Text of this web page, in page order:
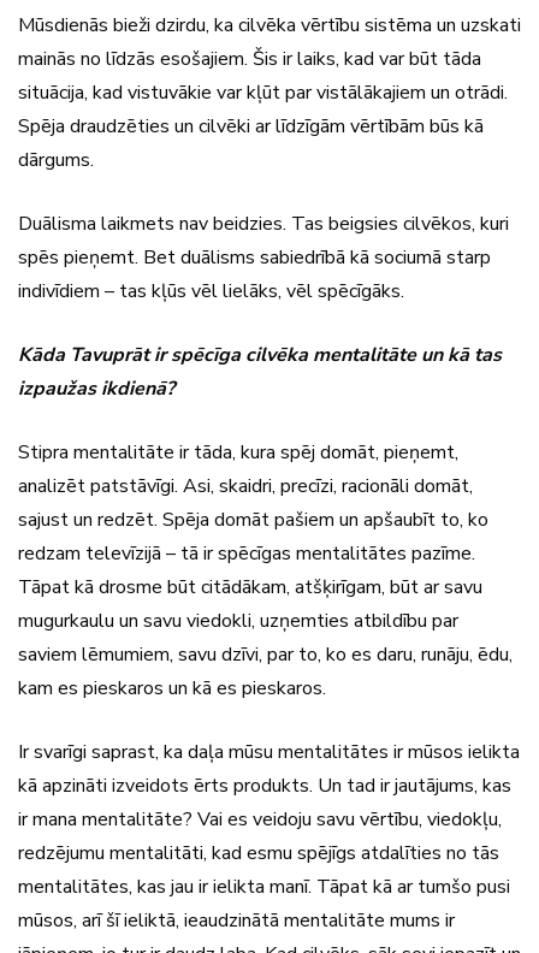
Mūsdienās bieži dzirdu, ka cilvēka vērtību sistēma un uzskati
mainās no līdzās esošajiem. Šis ir laiks, kad var būt tāda
situācija, kad vistuvākie var kļūt par vistālākajiem un otrādi.
Spēja draudzēties un cilvēki ar līdzīgām vērtībām būs kā
dārgums.
Duālisma laikmets nav beidzies. Tas beigsies cilvēkos, kuri
spēs pieņemt. Bet duālisms sabiedrībā kā sociumā starp
indivīdiem – tas kļūs vēl lielāks, vēl spēcīgāks.
Kāda Tavuprāt ir spēcīga cilvēka mentalitāte un kā tas
izpaužas ikdienā?
Stipra mentalitāte ir tāda, kura spēj domāt, pieņemt,
analizēt patstāvīgi. Asi, skaidri, precīzi, racionāli domāt,
sajust un redzēt. Spēja domāt pašiem un apšaubīt to, ko
redzam televīzijā – tā ir spēcīgas mentalitātes pazīme.
Tāpat kā drosme būt citādākam, atšķirīgam, būt ar savu
mugurkaulu un savu viedokli, uzņemties atbildību par
saviem lēmumiem, savu dzīvi, par to, ko es daru, runāju, ēdu,
kam es pieskaros un kā es pieskaros.
Ir svarīgi saprast, ka daļa mūsu mentalitātes ir mūsos ielikta
kā apzināti izveidots ērts produkts. Un tad ir jautājums, kas
ir mana mentalitāte? Vai es veidoju savu vērtību, viedokļu,
redzējumu mentalitāti, kad esmu spējīgs atdalīties no tās
mentalitātes, kas jau ir ielikta manī. Tāpat kā ar tumšo pusi
mūsos, arī šī ieliktā, ieaudzinātā mentalitāte mums ir